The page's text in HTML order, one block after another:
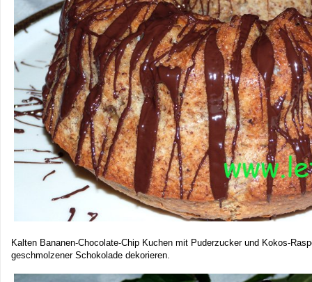
Kalten Bananen-Chocolate-Chip Kuchen mit Puderzucker und Kokos-
geschmolzener Schokolade dekorieren.